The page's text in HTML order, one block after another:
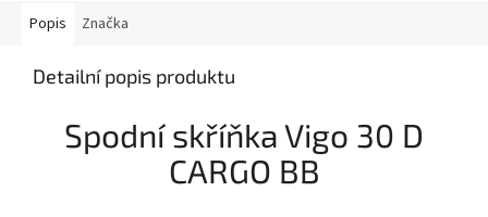
Popis Značka
Detailní popis produktu
Spodní skříňka Vigo 30 D
CARGO BB